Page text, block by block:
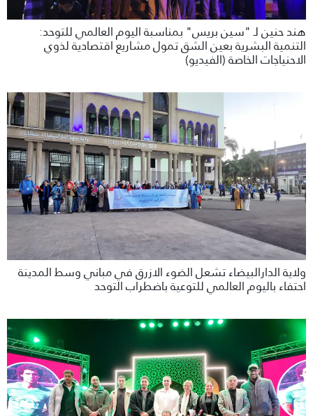
هند حنين لـ "سين بريس" بمناسبة اليوم العالمي للتوحد:
التنمية البشرية بعين الشق تمول مشاريع اقتصادية لذوي
الاحنياجات الخاصة (الفيديو)
ولاية الدارالبيضاء تشعل الضوء الازرق في مباني وسط المدينة
احتفاء باليوم العالمي للتوعية باضطراب التوحد